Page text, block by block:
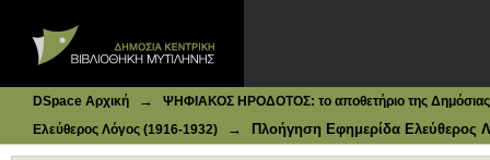
DSpace Αρχική →
ΨΗΦΙΑΚΟΣ ΗΡΟΔΟΤΟΣ: το αποθετήριο της Δημόσιας
Ελεύθερος Λόγος (1916-1932)
→ Πλοήγηση Εφημερίδα Ελεύθερος